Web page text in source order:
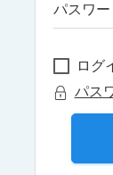
パスワー
ログ
パス